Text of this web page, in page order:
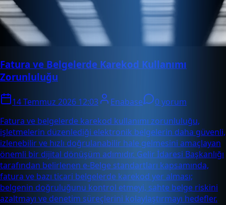
Fatura ve Belgelerde Karekod Kullanımı
Zorunluluğu
14 Temmuz 2026 12:03 Enabase
0 yorum
Fatura ve belgelerde karekod kullanımı zorunluluğu,
işletmelerin düzenlediği elektronik belgelerin daha güvenli,
izlenebilir ve hızlı doğrulanabilir hale gelmesini amaçlayan
önemli bir dijital dönüşüm adımıdır. Gelir İdaresi Başkanlığı
tarafından belirlenen e-Belge standartları kapsamında,
fatura ve bazı ticari belgelerde karekod yer alması;
belgenin doğruluğunu kontrol etmeyi, sahte belge riskini
azaltmayı ve denetim süreçlerini kolaylaştırmayı hedefler.